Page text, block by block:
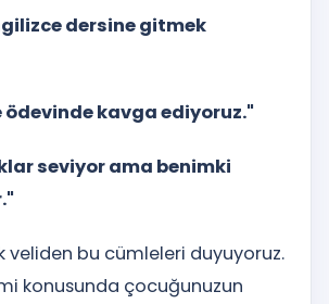
dersine gitmek
ödevinde kavga ediyoruz."
seviyor ama benimki
veliden bu cümleleri duyuyoruz.
konusunda çocuğunuzun